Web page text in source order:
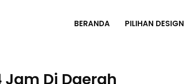
BERANDA PILIHAN DESIGN
Di Daerah